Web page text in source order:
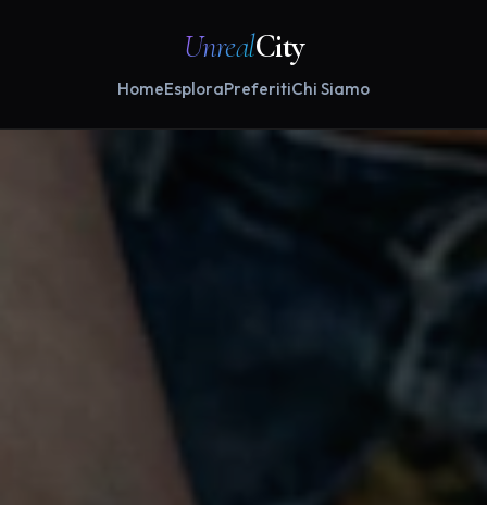
UnrealCity
HomeEsploraPreferitiChi Siamo